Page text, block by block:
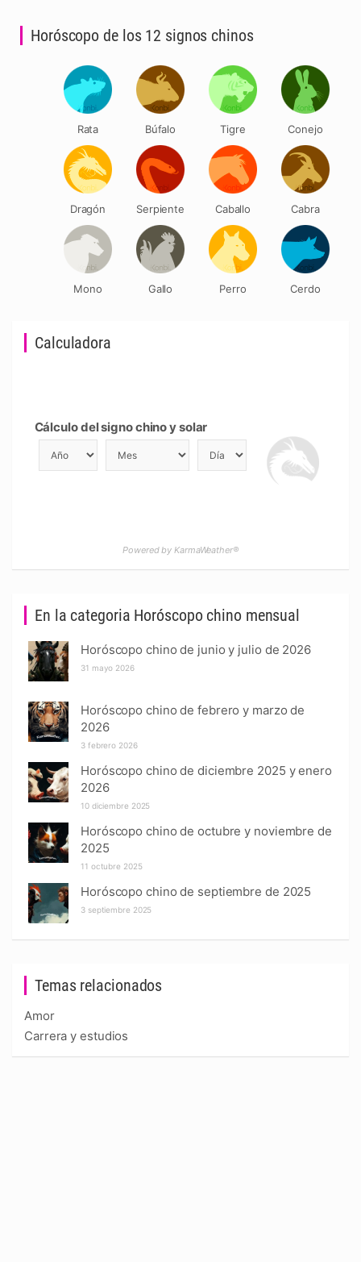
Temas relacionados
Amor
Carrera y estudios
En la categoria Horóscopo chino mensual
Horóscopo chino de junio y julio de 2026
31 mayo 2026
Horóscopo chino de febrero y marzo de
2026
3 febrero 2026
Horóscopo chino de diciembre 2025 y enero
2026
10 diciembre 2025
Horóscopo chino de octubre y noviembre de
2025
11 octubre 2025
Horóscopo chino de septiembre de 2025
3 septiembre 2025
Calculadora
Cálculo del signo chino y solar
Powered by KarmaWeather®
Horóscopo de los 12 signos chinos
Rata Búfalo Tigre Conejo
Dragón Serpiente Caballo Cabra
Mono Gallo Perro Cerdo